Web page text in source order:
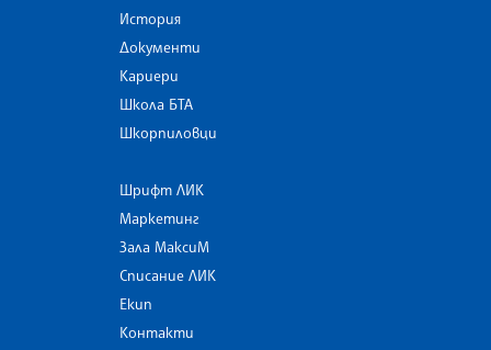
История
Документи
Кариери
Школа БТА
Шкорпиловци
Шрифт ЛИК
Маркетинг
Зала МаксиМ
Списание ЛИК
Екип
Контакти